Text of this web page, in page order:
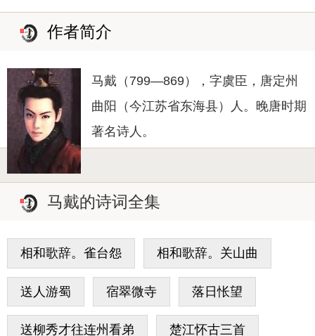
作者简介
马戴（799—869），字虞臣，唐定州
曲阳（今江苏省东海县）人。晚唐时期
著名诗人。
马戴的诗词全集
相和歌辞。雀台怨 相和歌辞。关山曲
送人游蜀 宿翠微寺 落日怅望
送柳秀才往连州看弟 楚江怀古三首